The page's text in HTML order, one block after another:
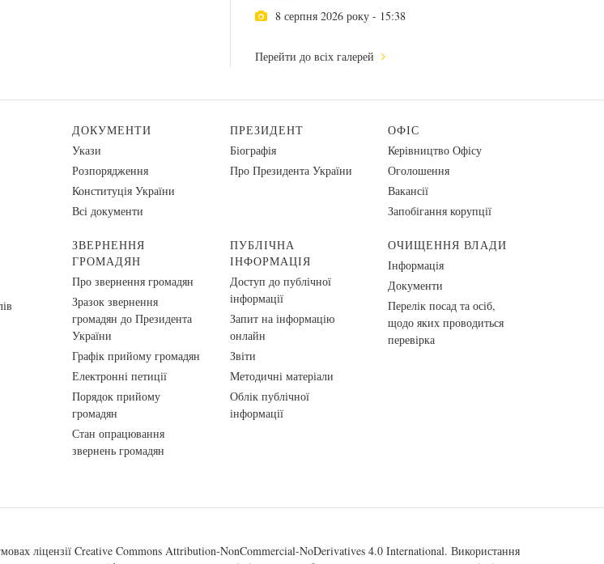
8 серпня 2026 року - 15:38
Перейти до всіх галерей
ДОКУМЕНТИ
Укази
Розпорядження
Конституція України
Всі документи
ПРЕЗИДЕНТ
Біографія
Про Президента України
ОФІС
Керівництво Офісу
Оголошення
Вакансії
Запобігання корупції
ЗВЕРНЕННЯ
ГРОМАДЯН
Про звернення громадян
Зразок звернення
громадян до Президента
України
Графік прийому громадян
Електронні петиції
Порядок прийому
громадян
Стан опрацювання
звернень громадян
ПУБЛІЧНА
ІНФОРМАЦІЯ
Доступ до публічної
інформації
Запит на інформацію
онлайн
Звіти
Методичні матеріали
Облік публічної
інформації
ОЧИЩЕННЯ ВЛАДИ
Інформація
Документи
Перелік посад та осіб,
щодо яких проводиться
перевірка
ліцензії Creative Commons Attribution-NonCommercial-NoDerivatives 4.0 International. Використання